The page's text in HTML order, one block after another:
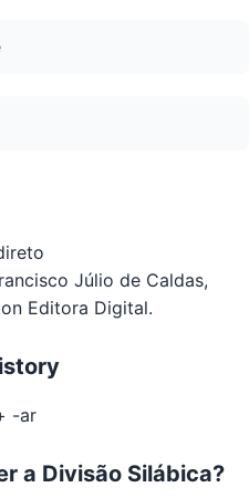
Júlio de Caldas,
Editora Digital.
-ar
a Divisão Silábica?